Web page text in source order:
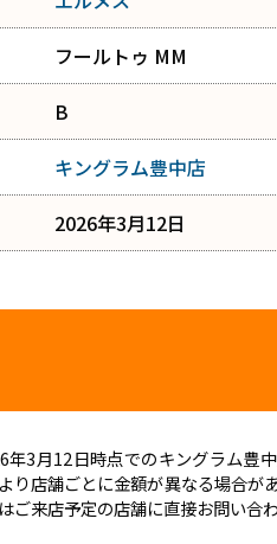
フールトゥ MM
B
キングラム豊中店
2026年3月12日
3月12日時点でのキングラム豊
り店舗ごとに金額が異なる場合が
ご来店予定の店舗に直接お問い合